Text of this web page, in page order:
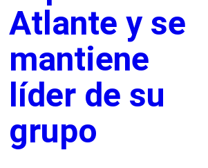
Atlante y se
mantiene
líder de su
grupo